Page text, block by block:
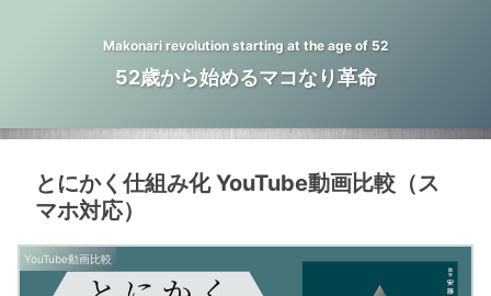
Makonari revolution starting at the age of 52
52歳から始めるマコなり革命
とにかく仕組み化 YouTube動画比較（ス
マホ対応）
YouTube動画比較